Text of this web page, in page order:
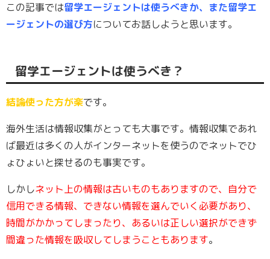
この記事では留学エージェントは使うべきか、また留学エ
ージェントの選び方についてお話しようと思います。
留学エージェントは使うべき？
結論使った方が楽です。
海外生活は情報収集がとっても大事です。情報収集であれ
ば最近は多くの人がインターネットを使うのでネットでひ
ょひょいと探せるのも事実です。
しかしネット上の情報は古いものもありますので、自分で
信用できる情報、できない情報を選んでいく必要があり、
時間がかかってしまったり、あるいは正しい選択ができず
間違った情報を吸収してしまうこともあります。